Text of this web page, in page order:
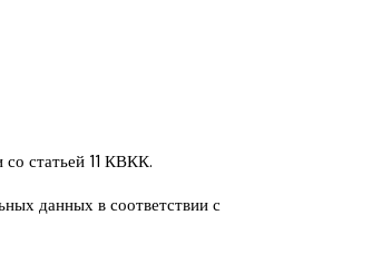
статьей 11 КВКК.
данных в соответствии с